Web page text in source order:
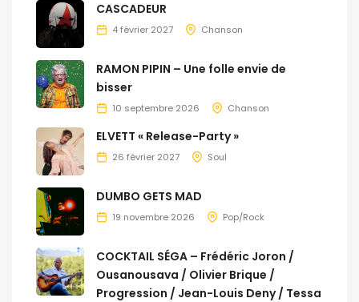
CASCADEUR
4 février 2027 Chanson
RAMON PIPIN – Une folle envie de
bisser
10 septembre 2026 Chanson
ELVETT « Release-Party »
26 février 2027 Soul
DUMBO GETS MAD
19 novembre 2026 Pop/Rock
COCKTAIL SÉGA – Frédéric Joron /
Ousanousava / Olivier Brique /
Progression / Jean-Louis Deny / Tessa